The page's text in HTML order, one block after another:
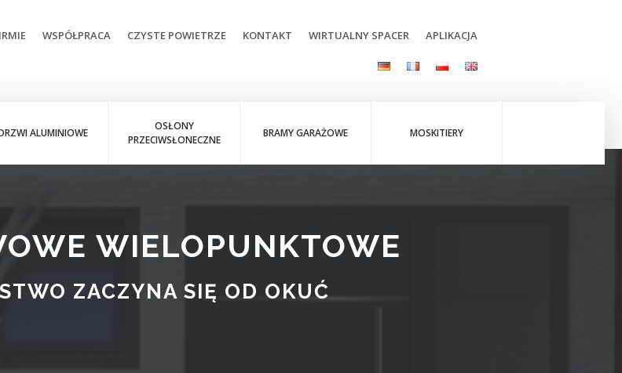
WSPÓŁPRACA CZYSTE POWIETRZE KONTAKT WIRTUALNY SPACER APLIKACJA
ALUMINIOWE
OSŁONY
PRZECIWSŁONECZNE
BRAMY GARAŻOWE MOSKITIERY
WIELOPUNKTOWE
ZACZYNA SIĘ OD OKUĆ